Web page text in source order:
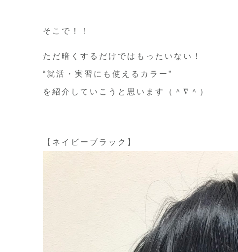
そこで！！
ただ暗くするだけではもったいない！
“就活・実習にも使えるカラー”
を紹介していこうと思います（＾∇＾）
【ネイビーブラック】